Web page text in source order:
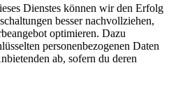
Dienstes können wir den Erfolg
besser nachvollziehen,
optimieren. Dazu
personenbezogenen Daten
ab, sofern du deren